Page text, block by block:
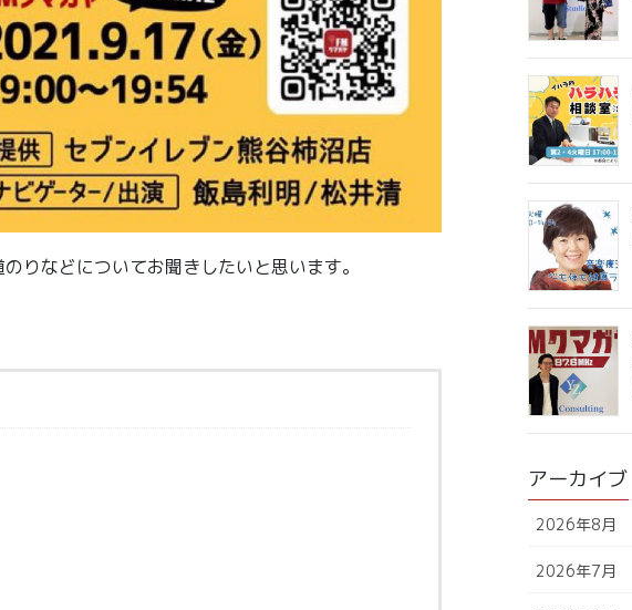
りなどについてお聞きしたいと思います。
アーカイブ
2026年8月
2026年7月